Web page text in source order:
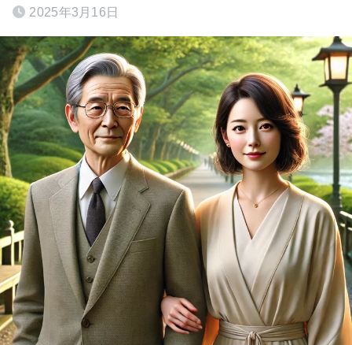
2025年3月16日